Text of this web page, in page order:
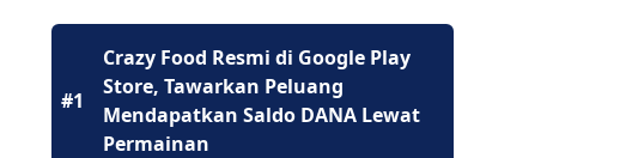
#1
Crazy Food Resmi di Google Play
Store, Tawarkan Peluang
Mendapatkan Saldo DANA Lewat
Permainan